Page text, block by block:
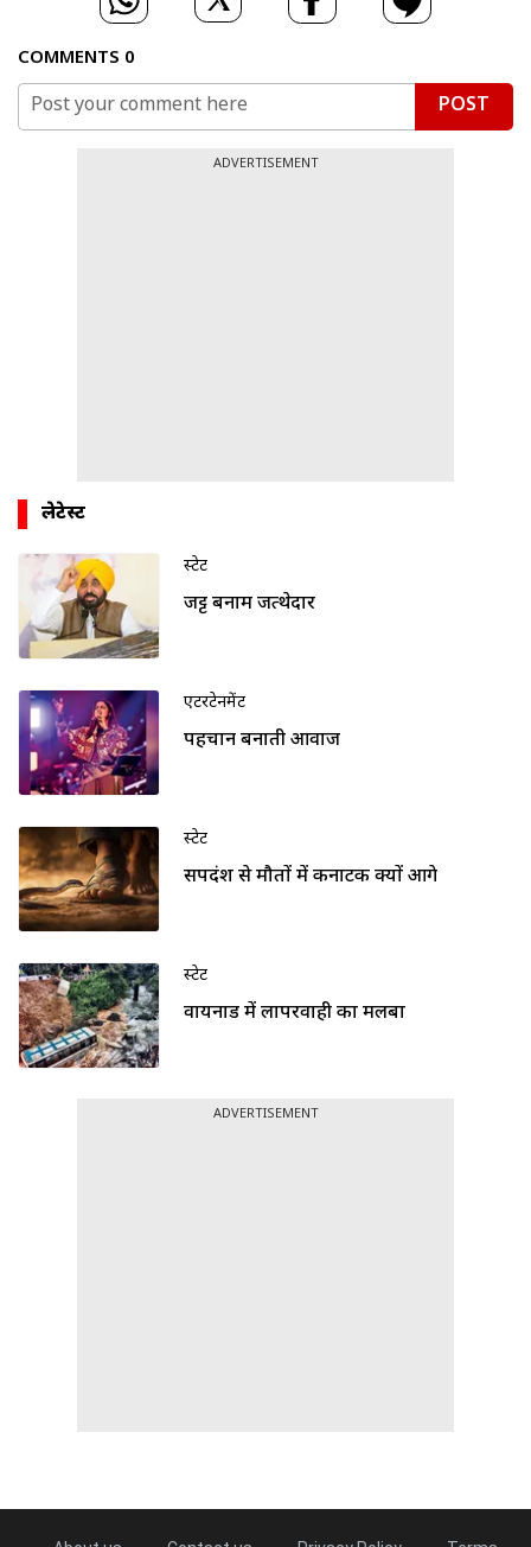
COMMENTS 0
POST
ADVERTISEMENT
लेटेस्ट
स्टेट
जट्ट बनाम जत्थेदार
एंटरटेनमेंट
पहचान बनाती आवाज
स्टेट
सर्पदंश से मौतों में कर्नाटक क्यों आगे
स्टेट
वायनाड में लापरवाही का मलबा
ADVERTISEMENT